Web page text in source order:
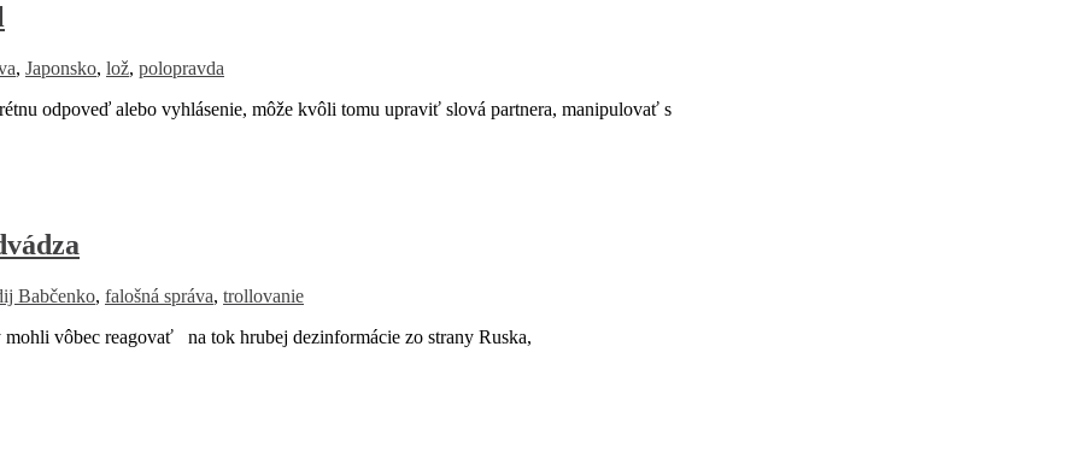
, Japonsko, lož, polopravda
odpoveď alebo vyhlásenie, môže kvôli tomu upraviť slová partnera, manipulovať s
Babčenko, falošná správa, trollovanie
vôbec reagovať na tok hrubej dezinformácie zo strany Ruska,